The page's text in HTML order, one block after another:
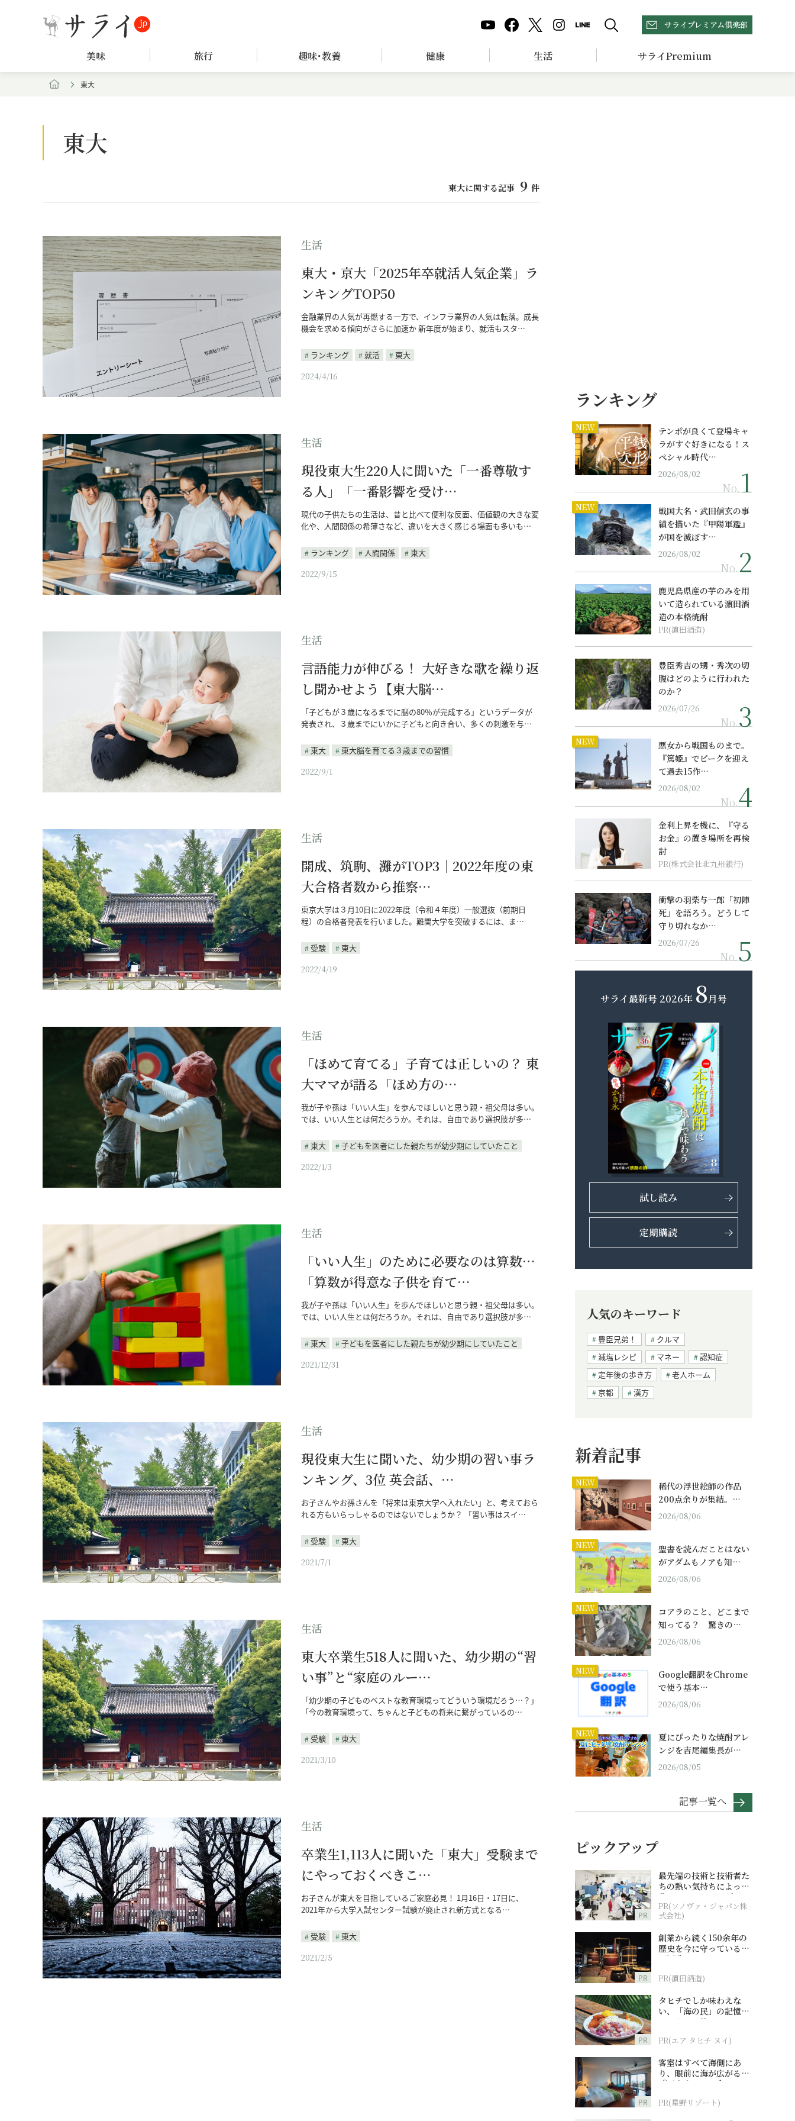
サライプレミアム倶楽部
美味 旅行 趣味･教養 健康 生活 サライPremium
東大
東大
東大に関する記事 9 件
生活
東大・京大「2025年卒就活人気企業」ラ
ンキングTOP50
金融業界の人気が再燃する一方で、インフラ業界の人気は転落。成長
機会を求める傾向がさらに加速か 新年度が始まり、就活もスタ…
ランキング 就活
東大
2024/4/16
生活
現役東大生220人に聞いた「一番尊敬す
る人」「一番影響を受け…
現代の子供たちの生活は、昔と比べて便利な反面、価値観の大きな変
化や、人間関係の希薄さなど、違いを大きく感じる場面も多いも…
ランキング 人間関係
東大
2022/9/15
生活
言語能力が伸びる！ 大好きな歌を繰り返
し聞かせよう【東大脳…
「子どもが３歳になるまでに脳の80％が完成する」というデータが
発表され、３歳までにいかに子どもと向き合い、多くの刺激を与…
東大
東大脳を育てる３歳までの習慣
2022/9/1
生活
開成、筑駒、灘がTOP3｜2022年度の東
大合格者数から推察…
東京大学は３月10日に2022年度（令和４年度）一般選抜（前期日
程）の合格者発表を行いました。難関大学を突破するには、ま…
受験
東大
2022/4/19
生活
「ほめて育てる」子育ては正しいの？ 東
大ママが語る「ほめ方の…
我が子や孫は「いい人生」を歩んでほしいと思う親・祖父母は多い。
では、いい人生とは何だろうか。それは、自由であり選択肢が多…
東大
子どもを医者にした親たちが幼少期にしていたこと
2022/1/3
生活
「いい人生」のために必要なのは算数…
「算数が得意な子供を育て…
我が子や孫は「いい人生」を歩んでほしいと思う親・祖父母は多い。
では、いい人生とは何だろうか。それは、自由であり選択肢が多…
東大
子どもを医者にした親たちが幼少期にしていたこと
2021/12/31
生活
現役東大生に聞いた、幼少期の習い事ラ
ンキング、3位 英会話、…
お子さんやお孫さんを「将来は東京大学へ入れたい」と、考えておら
れる方もいらっしゃるのではないでしょうか？ 「習い事はスイ…
受験
東大
2021/7/1
生活
東大卒業生518人に聞いた、幼少期の“習
い事”と“家庭のルー…
「幼少期の子どものベストな教育環境ってどういう環境だろう…？」
「今の教育環境って、ちゃんと子どもの将来に繋がっているの…
受験
東大
2021/3/10
生活
卒業生1,113人に聞いた「東大」受験まで
にやっておくべきこ…
お子さんが東大を目指しているご家庭必見！ 1月16日・17日に、
2021年から大学入試センター試験が廃止され新方式となる…
受験
東大
2021/2/5
ランキング
NEW
テンポが良くて登場キャ
ラがすぐ好きになる！ス
ペシャル時代…
2026/08/02
No.
NEW
戦国大名・武田信玄の事
績を描いた『甲陽軍鑑』
が国を滅ぼす…
2026/08/02
No.
鹿児島県産の芋のみを用
いて造られている濵田酒
造の本格焼酎
PR(濵田酒造)
豊臣秀吉の甥・秀次の切
腹はどのように行われた
のか？
2026/07/26
No.
NEW
悪女から戦国ものまで。
『篤姫』でピークを迎え
て過去15作…
2026/08/02
No.
金利上昇を機に、『守る
お金』の置き場所を再検
討
PR(株式会社北九州銀行)
衝撃の羽柴与一郎「初陣
死」を語ろう。どうして
守り切れなか…
2026/07/26
No.
サライ最新号 2026年 8月号
試し読み
定期購読
人気のキーワード
豊臣兄弟！
クルマ
減塩レシピ
マネー
認知症
定年後の歩き方
老人ホーム
京都
漢方
新着記事
NEW
稀代の浮世絵師の作品
200点余りが集結。…
2026/08/06
NEW
聖書を読んだことはない
がアダムもノアも知…
2026/08/06
NEW
コアラのこと、どこまで
知ってる？ 驚きの…
2026/08/06
NEW
Google翻訳をChrome
で使う基本…
2026/08/06
NEW
夏にぴったりな焼酎アレ
ンジを吉尾編集長が…
2026/08/05
記事一覧へ
ピックアップ
PR
最先端の技術と技術者た
ちの熱い気持ちによって
作られているオーダーメ
イド補聴器
PR(ソノヴァ・ジャパン株
式会社)
PR
創業から続く150余年の
歴史を今に守っている濵
田酒造
PR(濵田酒造)
PR
タヒチでしか味わえな
い、「海の民」の記憶へ
とつながる旅
PR(エア タヒチ ヌイ)
PR
客室はすべて海側にあ
り、眼前に海が広がる
『西表島ホテル by 星野
PR(星野リゾート)